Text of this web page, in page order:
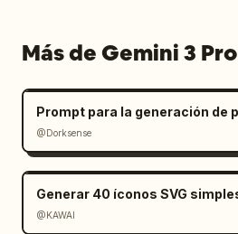
Más de Gemini 3 Pro
@Dorksense
@KAWAI